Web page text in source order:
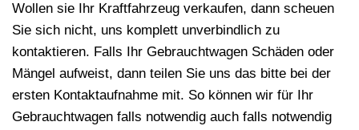
Wollen sie Ihr Kraftfahrzeug verkaufen, dann scheuen
Sie sich nicht, uns komplett unverbindlich zu
kontaktieren. Falls Ihr Gebrauchtwagen Schäden oder
Mängel aufweist, dann teilen Sie uns das bitte bei der
ersten Kontaktaufnahme mit. So können wir für Ihr
Gebrauchtwagen falls notwendig auch falls notwendig